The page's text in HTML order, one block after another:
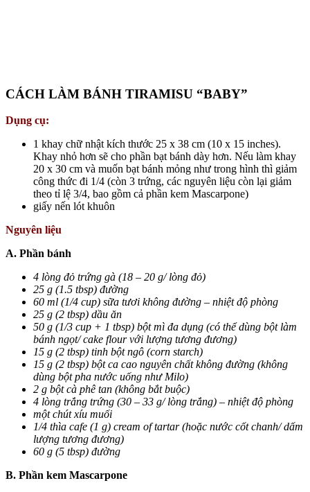
CÁCH LÀM BÁNH TIRAMISU “BABY”
Dụng cụ:
1 khay chữ nhật kích thước 25 x 38 cm (10 x 15 inches).
Khay nhỏ hơn sẽ cho phần bạt bánh dày hơn. Nếu làm khay
20 x 30 cm và muốn bạt bánh mỏng như trong hình thì giảm
công thức đi 1/4 (còn 3 trứng, các nguyên liệu còn lại giảm
theo tỉ lệ 3/4, bao gồm cả phần kem Mascarpone)
giấy nến lót khuôn
Nguyên liệu
A. Phần bánh
4 lòng đỏ trứng gà (18 – 20 g/ lòng đỏ)
25 g (1.5 tbsp) đường
60 ml (1/4 cup) sữa tươi không đường – nhiệt độ phòng
25 g (2 tbsp) dầu ăn
50 g (1/3 cup + 1 tbsp) bột mì đa dụng (có thể dùng bột làm
bánh ngọt/ cake flour với lượng tương đương)
15 g (2 tbsp) tinh bột ngô (corn starch)
15 g (2 tbsp) bột ca cao nguyên chất không đường (không
dùng bột pha nước uống như Milo)
2 g bột cà phê tan (không bắt buộc)
4 lòng trắng trứng (30 – 33 g/ lòng trắng) – nhiệt độ phòng
một chút xíu muối
1/4 thìa cafe (1 g) cream of tartar (hoặc nước cốt chanh/ dấm
lượng tương đương)
60 g (5 tbsp) đường
B. Phần kem Mascarpone